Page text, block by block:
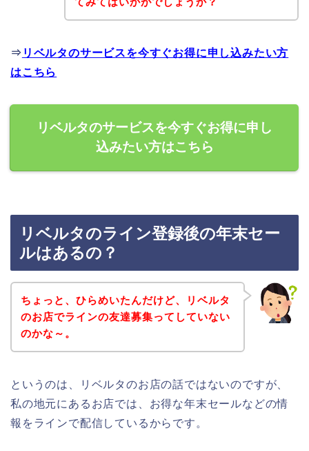
⇒ リベルタのサービスを今すぐお得に申し込みたい方
はこちら
リベルタのサービスを今すぐお得に申し
込みたい方はこちら
リベルタのライン登録後の年末セー
ルはあるの？
ちょっと、ひらめいたんだけど、リベルタ
のお店でラインの友達募集ってしていない
のかな～。
というのは、リベルタのお店の話ではないのですが、
私の地元にあるお店では、お得な年末セールなどの情
報をラインで配信しているからです。